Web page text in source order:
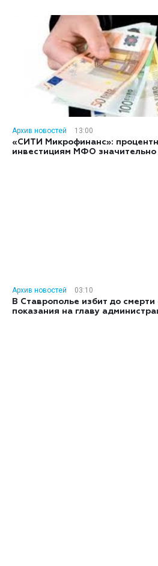
Архив новостей
13:00
«СИТИ Микрофинанс»:
инвестициям МФО значительно
Архив новостей
03:10
В Ставрополье избит до
показания на главу